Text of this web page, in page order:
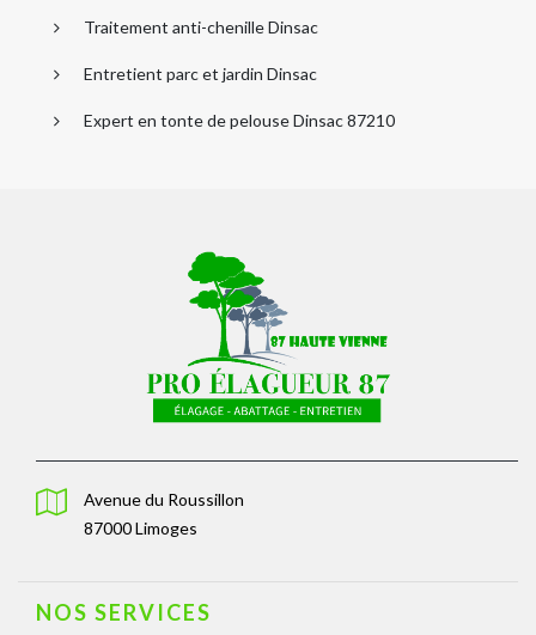
Traitement anti-chenille Dinsac
Entretient parc et jardin Dinsac
Expert en tonte de pelouse Dinsac 87210
Avenue du Roussillon
87000 Limoges
NOS SERVICES